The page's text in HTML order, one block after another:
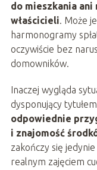
do mieszkania
właścicieli. Może
harmonogramy
oczywiście bez
domowników.
Inaczej wygląda
dysponujący
odpowiednie
i znajomość
zakończy się
realnym zajęciem